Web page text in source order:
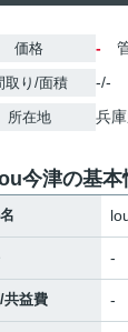
価格 -
取り/面積 -/-
所在地 兵
今津の基本
-
共益費 -